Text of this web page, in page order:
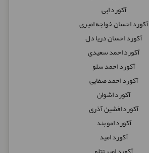
آکورد ابی
آکورد احسان خواجه امیری
آکورد احسان دریا دل
آکورد احمد سعیدی
آکورد احمد سلو
آکورد احمد صفایی
آکورد اشوان
آکورد افشین آذری
آکورد امو بند
آکورد امید